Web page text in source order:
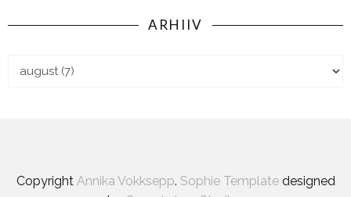
ARHIIV
Copyright Annika Vokksepp. Sophie Templatedesigned